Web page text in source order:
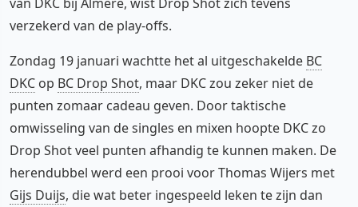
verzekerd van de play-offs.
Zondag 19 januari wachtte het al uitgeschakelde BC
DKC op BC Drop Shot, maar DKC zou zeker niet de
punten zomaar cadeau geven. Door taktische
omwisseling van de singles en mixen hoopte DKC zo
Drop Shot veel punten afhandig te kunnen maken. De
herendubbel werd een prooi voor Thomas Wijers met
Gijs Duijs, die wat beter ingespeeld leken te zijn dan